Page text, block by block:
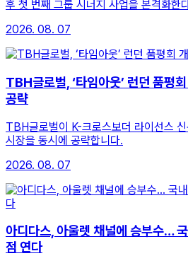
후 첫 번째 그룹 시너지 사업을 본격화한
2026. 08. 07
TBH글로벌, ‘타임아웃’ 런던 품평
공략
TBH글로벌이 K-크로스보더 라이선스
시장을 동시에 공략합니다.
2026. 08. 07
아디다스, 아울렛 채널에 승부수…
점 연다